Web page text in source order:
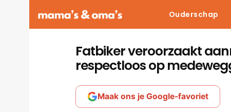
Ouderschap
Fatbiker veroorzaakt
respectloos op
Maak ons je Google-favoriet